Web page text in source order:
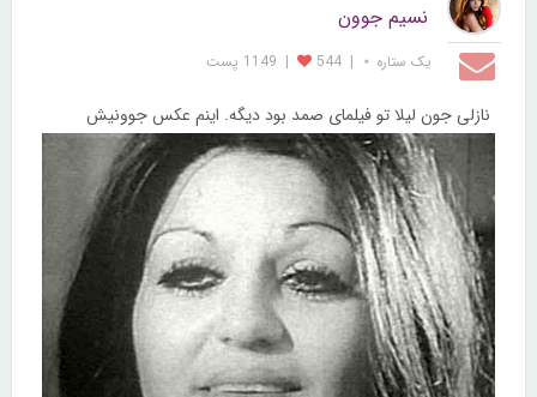
نسیم جوون
یک ستاره ⋆ |
544
| 1149 پست
نازلی جون لیلا تو فیلمای صمد بود دیگه. اینم عکس جوونیش